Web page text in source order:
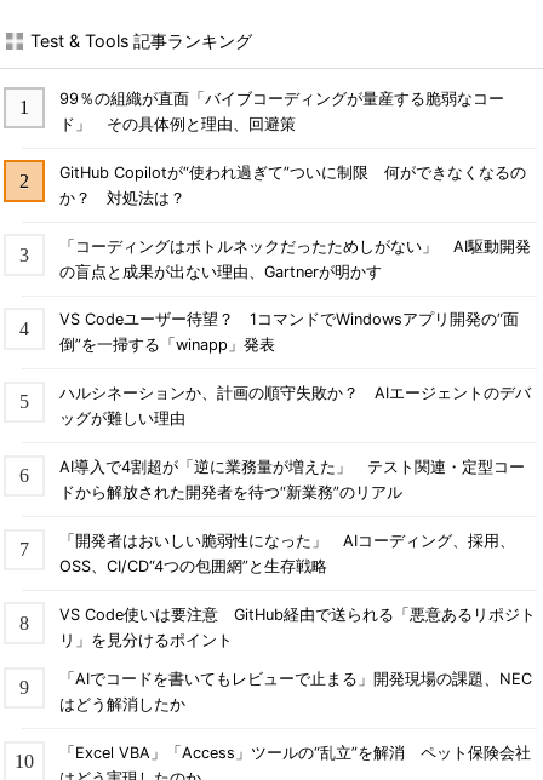
Test & Tools 記事ランキング
99％の組織が直面「バイブコーディングが量産する脆弱なコー
ド」 その具体例と理由、回避策
GitHub Copilotが“使われ過ぎて”ついに制限 何ができなくなるの
か？ 対処法は？
「コーディングはボトルネックだったためしがない」 AI駆動開発
の盲点と成果が出ない理由、Gartnerが明かす
VS Codeユーザー待望？ 1コマンドでWindowsアプリ開発の“面
倒”を一掃する「winapp」発表
ハルシネーションか、計画の順守失敗か？ AIエージェントのデバ
ッグが難しい理由
AI導入で4割超が「逆に業務量が増えた」 テスト関連・定型コー
ドから解放された開発者を待つ“新業務”のリアル
「開発者はおいしい脆弱性になった」 AIコーディング、採用、
OSS、CI/CD“4つの包囲網”と生存戦略
VS Code使いは要注意 GitHub経由で送られる「悪意あるリポジト
リ」を見分けるポイント
「AIでコードを書いてもレビューで止まる」開発現場の課題、NEC
はどう解消したか
「Excel VBA」「Access」ツールの“乱立”を解消 ペット保険会社